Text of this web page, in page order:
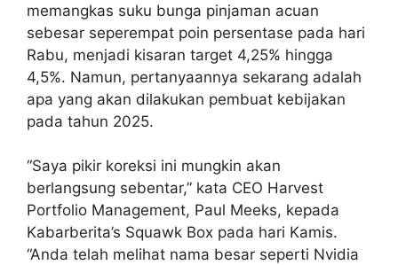
memangkas suku bunga pinjaman acuan
sebesar seperempat poin persentase pada hari
Rabu, menjadi kisaran target 4,25% hingga
4,5%. Namun, pertanyaannya sekarang adalah
apa yang akan dilakukan pembuat kebijakan
pada tahun 2025.
“Saya pikir koreksi ini mungkin akan
berlangsung sebentar,” kata CEO Harvest
Portfolio Management, Paul Meeks, kepada
Kabarberita’s Squawk Box pada hari Kamis.
“Anda telah melihat nama besar seperti Nvidia